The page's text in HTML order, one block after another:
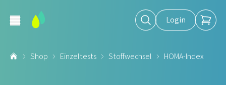
Login
Shop Einzeltests Stoffwechsel HOMA-Index